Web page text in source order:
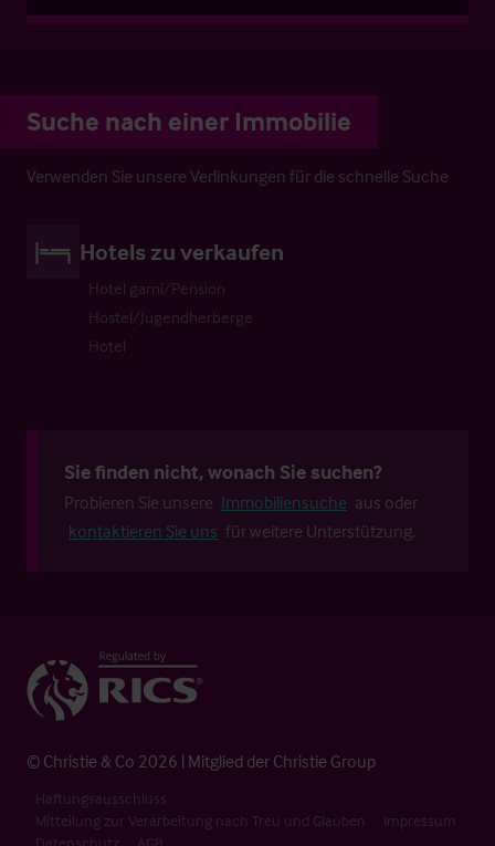
Suche nach einer Immobilie
Verwenden Sie unsere Verlinkungen für die schnelle Suche
Hotels zu verkaufen
Hotel garni/Pension
Hostel/Jugendherberge
Hotel
Sie finden nicht, wonach Sie suchen?
Probieren Sie unsere Immobiliensuche aus oder
kontaktieren Sie uns für weitere Unterstützung.
© Christie & Co 2026 | Mitglied der Christie Group
Haftungsausschluss
Mitteilung zur Verarbeitung nach Treu und Glauben
Impressum
Datenschutz
AGB